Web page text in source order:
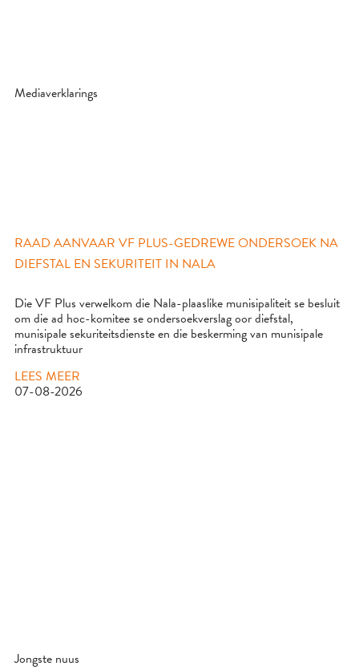
Mediaverklarings
RAAD AANVAAR VF PLUS-GEDREWE ONDERSOEK NA
DIEFSTAL EN SEKURITEIT IN NALA
Die VF Plus verwelkom die Nala-plaaslike munisipaliteit se besluit
om die ad hoc-komitee se ondersoekverslag oor diefstal,
munisipale sekuriteitsdienste en die beskerming van munisipale
infrastruktuur
LEES MEER
07-08-2026
Jongste nuus